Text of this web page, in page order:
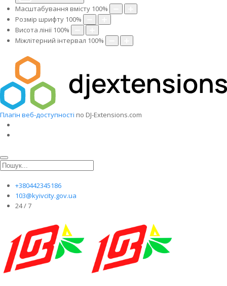
Масштабування вмісту 100%
Розмір шрифту 100%
Висота лінії 100%
Міжлітерний інтервал 100%
Плагін веб-доступності по DJ-Extensions.com
+380442345186
103@kyivcity.gov.ua
24 / 7